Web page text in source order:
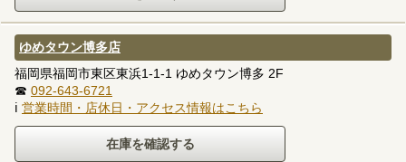
ゆめタウン博多店
福岡県福岡市東区東浜1-1-1 ゆめタウン博多 2F
☎ 092-643-6721
ℹ 営業時間・店休日・アクセス情報はこちら